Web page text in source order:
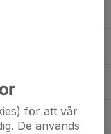
för att vår
De används